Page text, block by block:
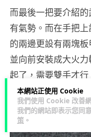
本網站正使用 Cookie
我們使用 Cookie 改善
我們的網站即表示您同
策 。
而最後一把要介紹
有氣勢。而在手把
的兩邊更設有兩塊
並向前安裝成大火
起了，需要雙手才
更可拆下來，並組裝